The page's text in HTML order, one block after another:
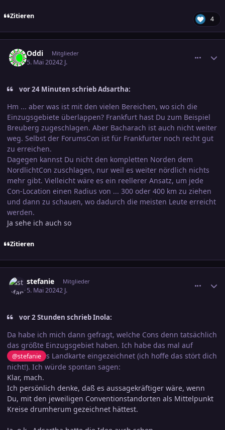
Zitieren 4
Oddi Mitglieder
5. Mai 20242 J.
vor 24 Minuten schrieb Adsartha:
Hm ... aber was ist mit den vielen Bereichen, wo sich die
Einzugsgebiete überlappen? Frankfurt hast Du zum Beispiel
Breuberg zugeschlagen. Aber Bacharach ist auch nicht weiter
weg. Selbst der ForumsCon ist für Frankfurter noch recht gut
zu erreichen.
Dagegen kannst Du nicht den kompletten Norden dem
NordlichtCon zuschlagen, nur weil es weiter nördlich nichts
mehr gibt. Vielleicht wäre es ein reellerer Ansatz, um jede
Con-Location einen Radius von ... 300 oder 400 km zu ziehen
und dann zu schauen, wo dadurch die meisten Leute erreicht
werden.
Ja sehe ich auch so
Zitieren
stefanie Mitglieder
5. Mai 20242 J.
vor 2 Stunden schrieb Inola:
Da habe ich mich dann gefragt, welche Cons denn tatsächlich
das größte Einzugsgebiet haben. Ich habe das mal auf
@stefanie s Landkarte eingezeichnet (ich hoffe das stört dich
nicht!). Ich würde spontan sagen:
Klar, mach.
Ich persönlich denke, daß es aussagekräftiger wäre, wenn
Du, mit den jeweiligen Conventionstandorten als Mittelpunkt
Kreise drumherum gezeichnet hättest.